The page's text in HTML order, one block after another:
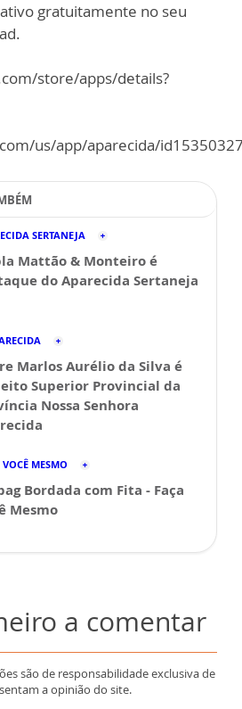
gratuitamente no seu
store/apps/details?
us/app/aparecida/
SERTANEJA
Mattão & Monteiro é
do Aparecida Sertaneja
Marlos Aurélio da Silva é
Superior Provincial da
Nossa Senhora
VOCÊ MESMO
Bordada com Fita - Faça
Mesmo
a comentar
são de responsabilidade exclusiva de
a opinião do site.